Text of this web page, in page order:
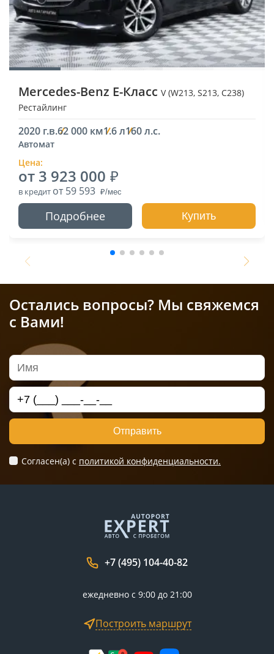
Mercedes-Benz E-Класс V (W213, S213, C238)
Рестайлинг
2020 г.в.62 000 км1.6 л160 л.с.
Автомат
Цена:
от 3 923 000
в кредит от 59 593
Подробнее Купить
Остались вопросы? Мы свяжемся
с Вами!
Отправить
Согласен(а) c политикой конфиденциальности.
+7 (495) 104-40-82
ежедневно с 9:00 до 21:00
Построить маршрут